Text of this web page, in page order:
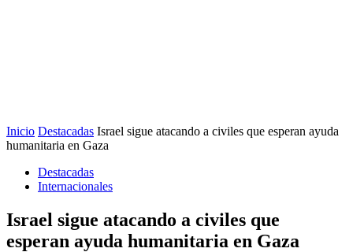
Inicio Destacadas Israel sigue atacando a civiles que esperan ayuda
humanitaria en Gaza
Destacadas
Internacionales
Israel sigue atacando a civiles que
esperan ayuda humanitaria en Gaza